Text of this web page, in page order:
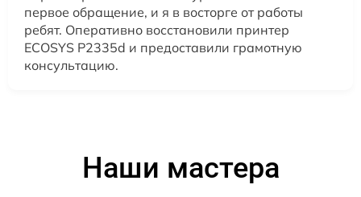
первое обращение, и я в восторге от работы
ребят. Оперативно восстановили принтер
ECOSYS P2335d и предоставили грамотную
консультацию.
Наши мастера